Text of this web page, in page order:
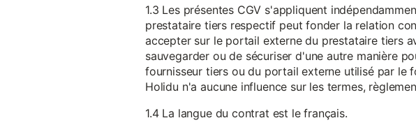
1.3 Les présentes CGV s'appliquent
prestataire tiers respectif peut fonder la relation
accepter sur le portail externe du prestataire tiers
sauvegarder ou de sécuriser d'une autre manière
fournisseur tiers ou du portail externe utilisé par le
Holidu n'a aucune influence sur les termes,
1.4 La langue du contrat est le français.